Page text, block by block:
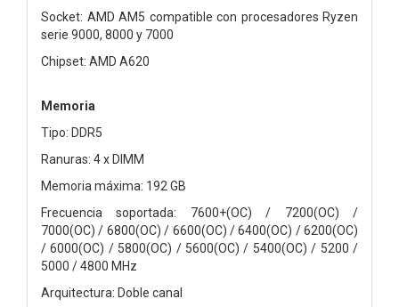
Socket: AMD AM5 compatible con procesadores Ryzen
serie 9000, 8000 y 7000
Chipset: AMD A620
Memoria
Tipo: DDR5
Ranuras: 4 x DIMM
Memoria máxima: 192 GB
Frecuencia soportada: 7600+(OC) / 7200(OC) /
7000(OC) / 6800(OC) / 6600(OC) / 6400(OC) / 6200(OC)
/ 6000(OC) / 5800(OC) / 5600(OC) / 5400(OC) / 5200 /
5000 / 4800 MHz
Arquitectura: Doble canal